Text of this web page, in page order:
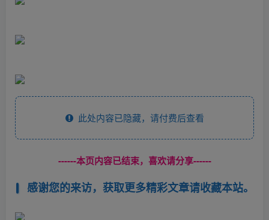
此处内容已隐藏，请付费后查看
------本页内容已结束，喜欢请分享------
感谢您的来访，获取更多精彩文章请收藏本站。